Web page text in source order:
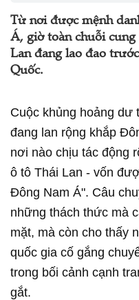
Từ nơi được mệnh
Á, giờ toàn chuỗi cung
Lan đang lao đao
Quốc.
Cuộc khủng hoảng dư
đang lan rộng khắp
nơi nào chịu tác động
ô tô Thái Lan - vốn
Đông Nam Á". Câu
những thách thức mà
mặt, mà còn cho thấy
quốc gia cố gắng
trong bối cảnh cạnh
gắt.